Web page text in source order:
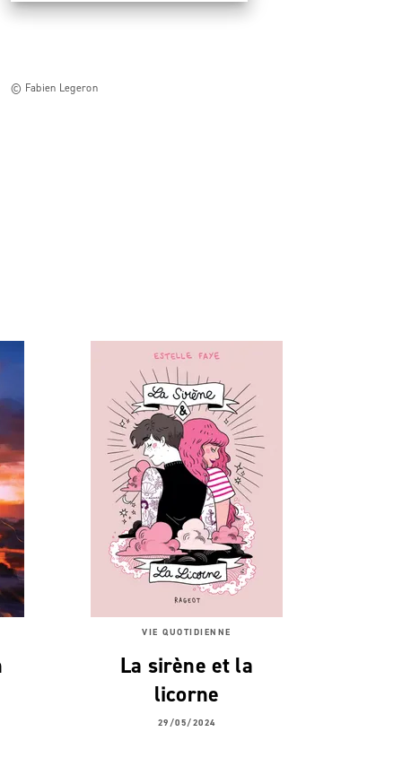
© Fabien Legeron
VIE QUOTIDIENNE
La sirène et la
licorne
29/05/2024